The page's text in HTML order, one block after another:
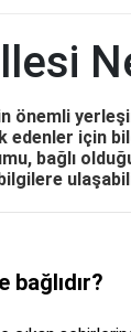
önemli
edenler için
bağlı
bağlıdır?